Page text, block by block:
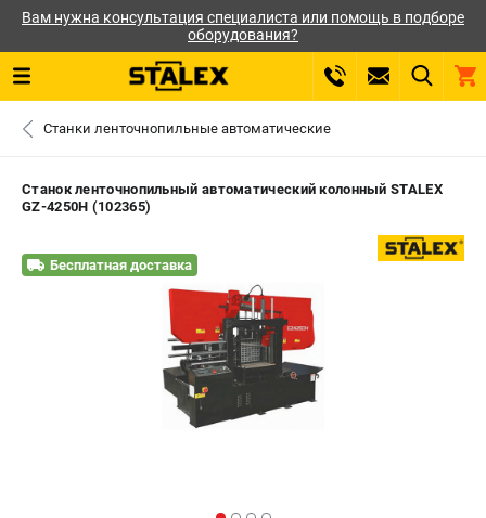
Вам нужна консультация специалиста или помощь в подборе
оборудования?
ВХОД ИЛИ РЕГИСТРАЦИЯ
ЗАКАЗАТЬ ЗАПЧАСТЬ
САНКТ-ПЕТЕРБУРГ
0 ₽
Станки ленточнопильные автоматические
Станок ленточнопильный автоматический колонный STALEX
GZ-4250H (102365)
Бесплатная доставка